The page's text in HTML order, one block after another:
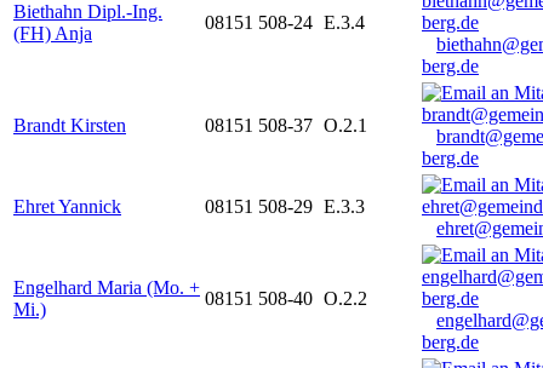
Biethahn Dipl.-Ing.
(FH) Anja
08151 508-24 E.3.4
berg.de
Brandt Kirsten 08151 508-37 O.2.1
berg.de
Ehret Yannick 08151 508-29 E.3.3
Engelhard Maria (Mo. +
Mi.)
08151 508-40 O.2.2
berg.de